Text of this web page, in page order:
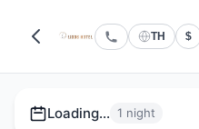
TH $
Loading... 1 night